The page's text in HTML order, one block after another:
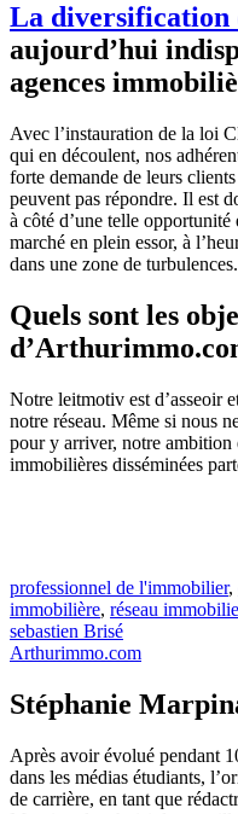
La diversification
aujourd’hui
agences
Avec l’instauration de la loi
qui en découlent, nos
forte demande de leurs
peuvent pas répondre. Il est
à côté d’une telle
marché en plein essor, à
dans une zone de turbulences.
Quels sont les
Notre leitmotiv est d’asseoir
notre réseau. Même si nous
pour y arriver, notre ambition
immobilières disséminées
professionnel de l'immobilier,
immobilière, réseau
sebastien Brisé
Arthurimmo.com
Stéphanie
Après avoir évolué pendant
dans les médias étudiants,
de carrière, en tant que